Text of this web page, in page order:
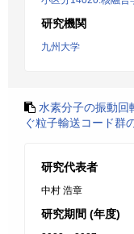
研究機関
九州大学
水素分子の振動回
ぐ粒子輸送コード群
研究代表者
中村 浩章
研究期間 (年度)